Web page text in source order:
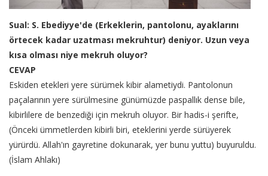
Sual: S. Ebediyye'de (Erkeklerin, pantolonu, ayaklarını
örtecek kadar uzatması mekruhtur) deniyor. Uzun veya
kısa olması niye mekruh oluyor?
CEVAP
Eskiden etekleri yere sürümek kibir alametiydi. Pantolonun
paçalarının yere sürülmesine günümüzde paspallık dense bile,
kibirlilere de benzediği için mekruh oluyor. Bir hadis-i şerifte,
(Önceki ümmetlerden kibirli biri, eteklerini yerde sürüyerek
yürürdü. Allah'ın gayretine dokunarak, yer bunu yuttu) buyuruldu.
(İslam Ahlakı)